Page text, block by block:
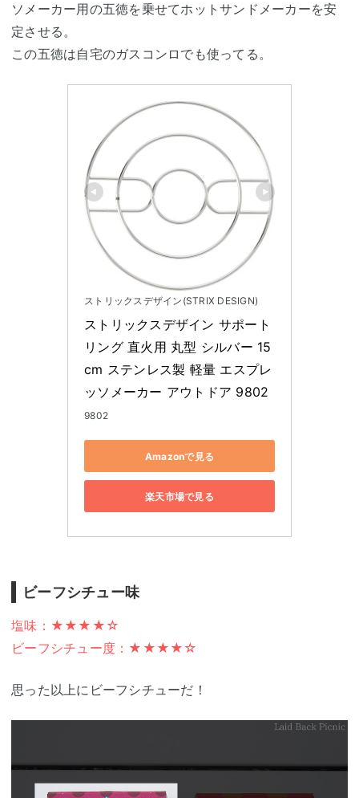
ソメーカー用の五徳を乗せてホットサンドメーカーを安
定させる。
この五徳は自宅のガスコンロでも使ってる。
ストリックスデザイン(STRIX DESIGN)
ストリックスデザイン サポート
リング 直火用 丸型 シルバー 15
cm ステンレス製 軽量 エスプレ
ッソメーカー アウトドア 9802
9802
Amazonで見る
楽天市場で見る
ビーフシチュー味
塩味：★★★★☆
ビーフシチュー度：★★★★☆
思った以上にビーフシチューだ！